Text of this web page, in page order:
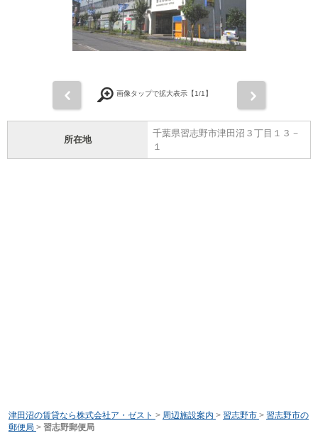
画像タップで拡大表示【1/1】
所在地
千葉県習志野市津田沼３丁目１３－
１
津田沼の賃貸なら株式会社ア・ゼスト > 周辺施設案内 > 習志野市 > 習志野市の
郵便局 > 習志野郵便局